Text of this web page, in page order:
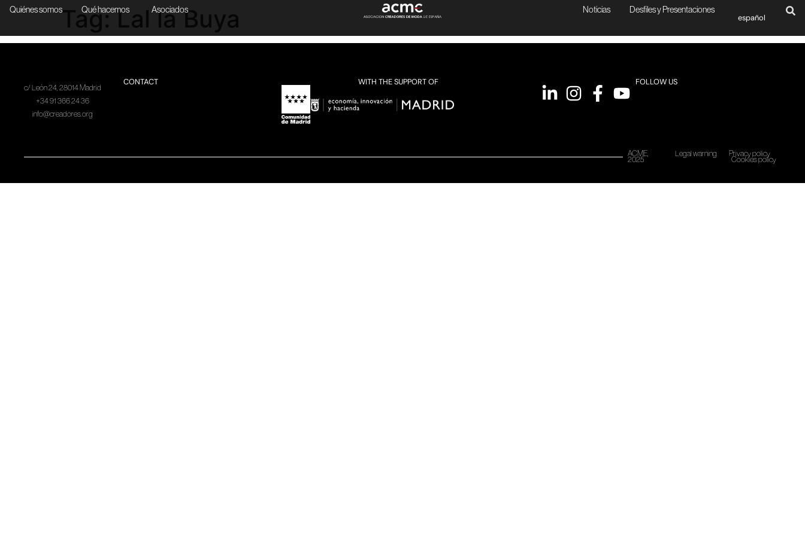
Quiénes somos Qué hacemos Asociados Noticias Desfiles y Presentaciones
español
Tag:Lal la Buya
CONTACT
c/ León 24, 28014 Madrid
+34 91 366 24 36
info@creadores.org
WITH THE SUPPORT OF FOLLOW US
ACME,
2025
Legal warning Privacy policy
Cookies policy